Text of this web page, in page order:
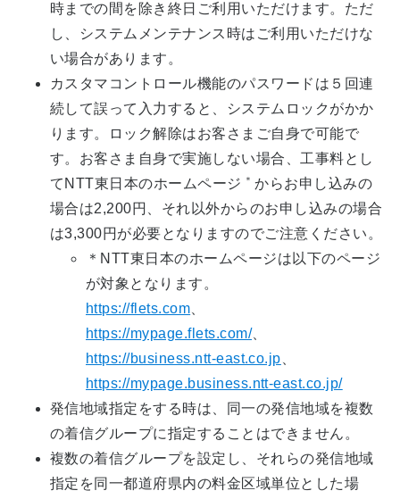
時までの間を除き終日ご利用いただけます。ただ
し、システムメンテナンス時はご利用いただけな
い場合があります。
カスタマコントロール機能のパスワードは５回連
続して誤って入力すると、システムロックがかか
ります。ロック解除はお客さまご自身で可能で
す。お客さま自身で実施しない場合、工事料とし
てNTT東日本のホームページ
＊ からお申し込みの
場合は2,200円、それ以外からのお申し込みの場合
は3,300円が必要となりますのでご注意ください。
＊NTT東日本のホームページは以下のページ
が対象となります。
https://flets.com
https://mypage.flets.com/、
https://business.ntt-east.co.jp
https://mypage.business.ntt-east.co.jp/
発信地域指定をする時は、同一の発信地域を複数
の着信グループに指定することはできません。
複数の着信グループを設定し、それらの発信地域
指定を同一都道府県内の料金区域単位とした場